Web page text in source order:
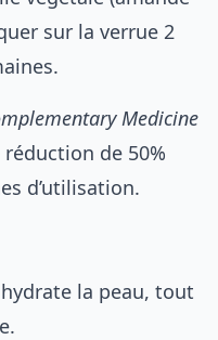
sur la verrue 2
Medicine
de 50%
d’utilisation.
hydrate la peau, tout